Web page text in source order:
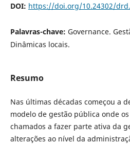
DOI: https://doi.org/10.24302/
Palavras-chave: Governance.
Dinâmicas locais.
Resumo
Nas últimas décadas começou a
modelo de gestão pública onde
chamados a fazer parte ativa da
alterações ao nível da